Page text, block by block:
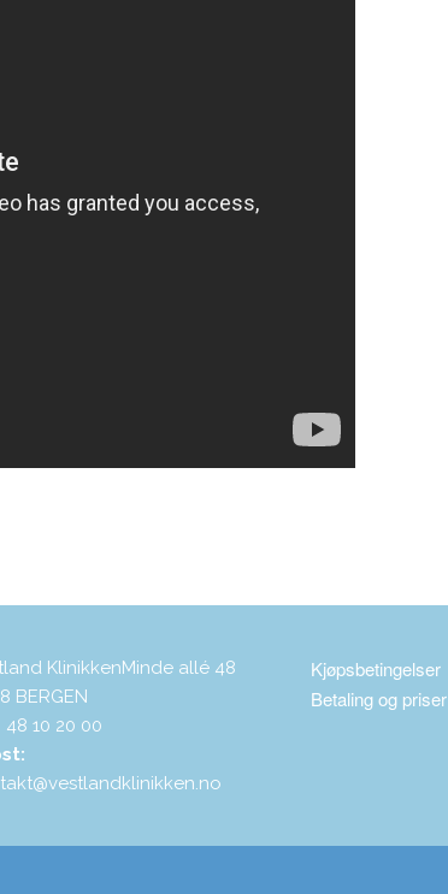
KlinikkenMinde allé 48
BERGEN
48 10 20 00
Kjøpsbetingelser
Betaling og priser